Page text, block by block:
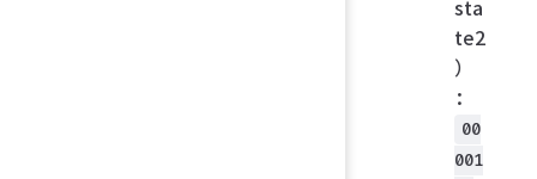
sta
te2
）
：
00
001